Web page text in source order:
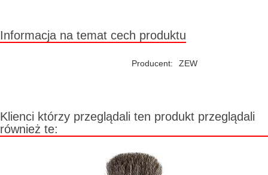
Informacja na temat cech produktu
Producent: ZEW
Klienci którzy przeglądali ten produkt przeglądali
również te: